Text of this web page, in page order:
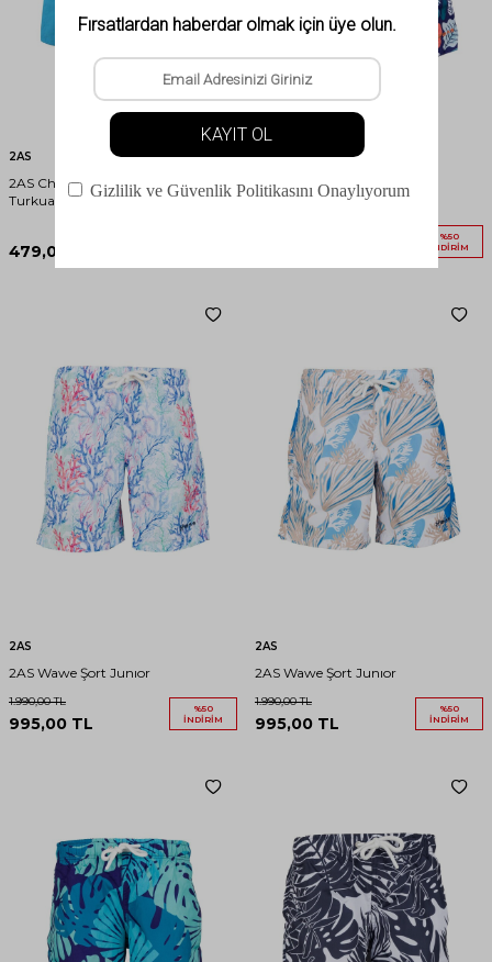
2AS
2AS Chari Çocuk Yüzme Şortu
Turkuaz
479,00
2AS
2AS Wawe Şort Junıor
%50
İNDIRIM
2AS
2AS Wawe Şort Junıor
1.990,00TL
995,00 TL
%50
İNDIRIM
2AS
2AS Wawe Şort Junıor
1.990,00TL
995,00 TL
%50
İNDIRIM